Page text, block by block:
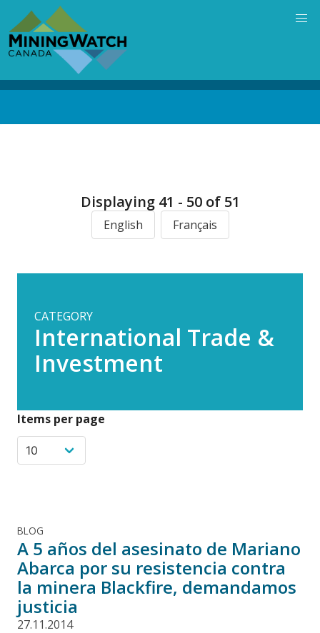
main
content
Displaying 41 - 50 of 51
English Français
CATEGORY
International Trade &
Investment
Items per page
BLOG
A 5 años del asesinato de Mariano
Abarca por su resistencia contra
la minera Blackfire, demandamos
justicia
27.11.2014